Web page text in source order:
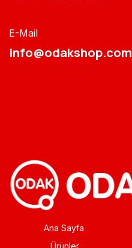
E-Mail
info@odakshop.com​
Ana Sayfa